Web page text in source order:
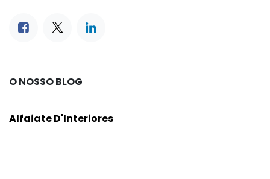
O NOSSO BLOG
Alfaiate D'Interiores